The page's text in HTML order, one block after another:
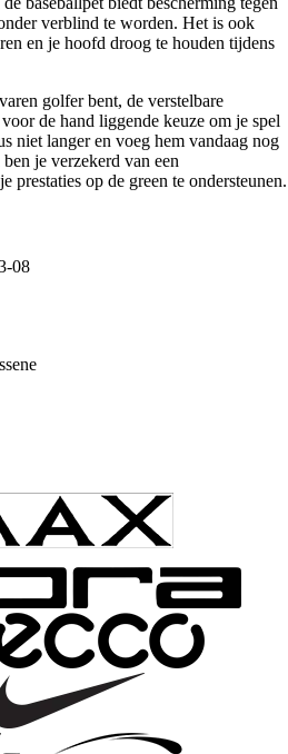
verblind te worden. Het is ook
en je hoofd droog te houden tijdens
golfer bent, de verstelbare
de hand liggende keuze om je spel
niet langer en voeg hem vandaag nog
je verzekerd van een
prestaties op de green te ondersteunen.
08